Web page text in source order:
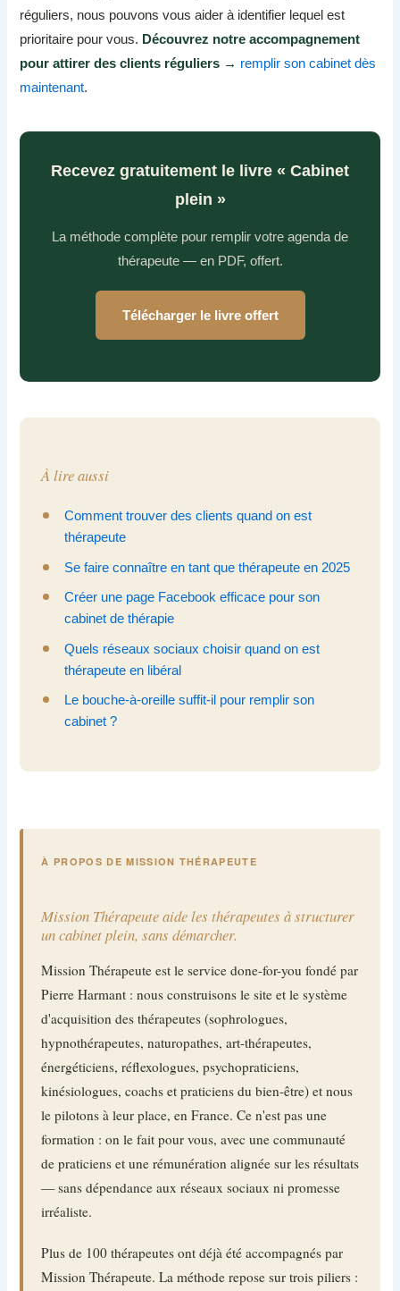
réguliers, nous pouvons vous aider à identifier lequel est
prioritaire pour vous. Découvrez notre accompagnement
pour attirer des clients réguliers → remplir son cabinet dès
maintenant.
Recevez gratuitement le livre « Cabinet
plein »
La méthode complète pour remplir votre agenda de
thérapeute — en PDF, offert.
Télécharger le livre offert
À lire aussi
Comment trouver des clients quand on est
thérapeute
Se faire connaître en tant que thérapeute en 2025
Créer une page Facebook efficace pour son
cabinet de thérapie
Quels réseaux sociaux choisir quand on est
thérapeute en libéral
Le bouche-à-oreille suffit-il pour remplir son
cabinet ?
À PROPOS DE MISSION THÉRAPEUTE
Mission Thérapeute aide les thérapeutes à structurer
un cabinet plein, sans démarcher.
Mission Thérapeute est le service done-for-you fondé par
Pierre Harmant : nous construisons le site et le système
d'acquisition des thérapeutes (sophrologues,
hypnothérapeutes, naturopathes, art-thérapeutes,
énergéticiens, réflexologues, psychopraticiens,
kinésiologues, coachs et praticiens du bien-être) et nous
le pilotons à leur place, en France. Ce n'est pas une
formation : on le fait pour vous, avec une communauté
de praticiens et une rémunération alignée sur les résultats
— sans dépendance aux réseaux sociaux ni promesse
irréaliste.
Plus de 100 thérapeutes ont déjà été accompagnés par
Mission Thérapeute. La méthode repose sur trois piliers :